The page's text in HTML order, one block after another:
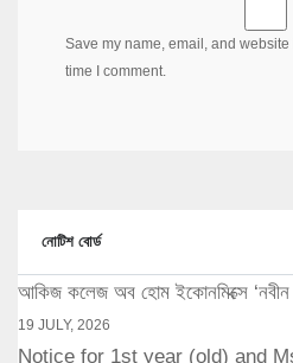
Save my name, email, and
time I comment.
নোটিশ বোর্ড
আকিজ কলেজ অব হোম ইকোনমিক্সে ‘নবীন
19 JULY, 2026
Notice for 1st year (old) and